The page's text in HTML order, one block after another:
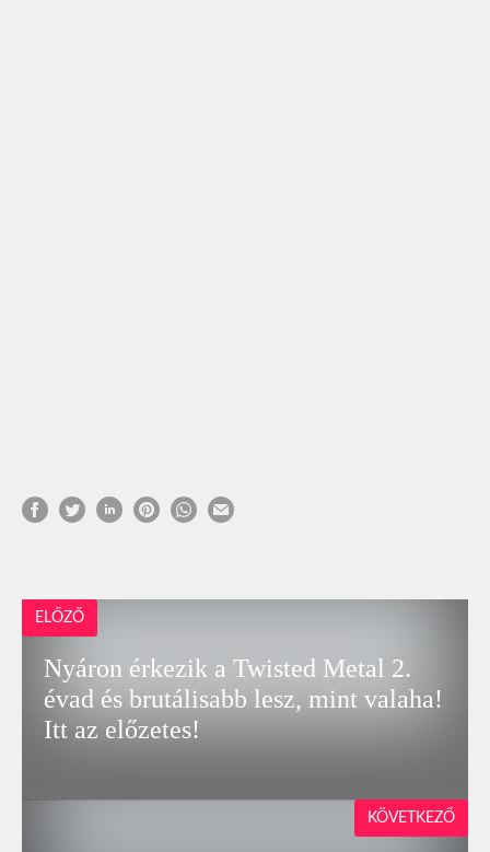
ELŐZŐ
Nyáron érkezik a Twisted Metal 2.
évad és brutálisabb lesz, mint valaha!
Itt az előzetes!
KÖVETKEZŐ